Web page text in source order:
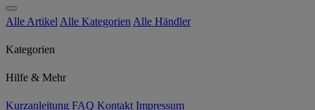
Alle Artikel Alle Kategorien Alle Händler
Kategorien
Hilfe & Mehr
Kurzanleitung FAQ Kontakt Impressum